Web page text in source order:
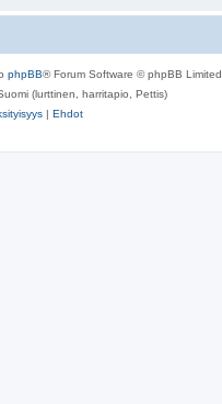
phpBB® Forum Software © phpBB Limited
(lurttinen, harritapio, Pettis)
| Ehdot